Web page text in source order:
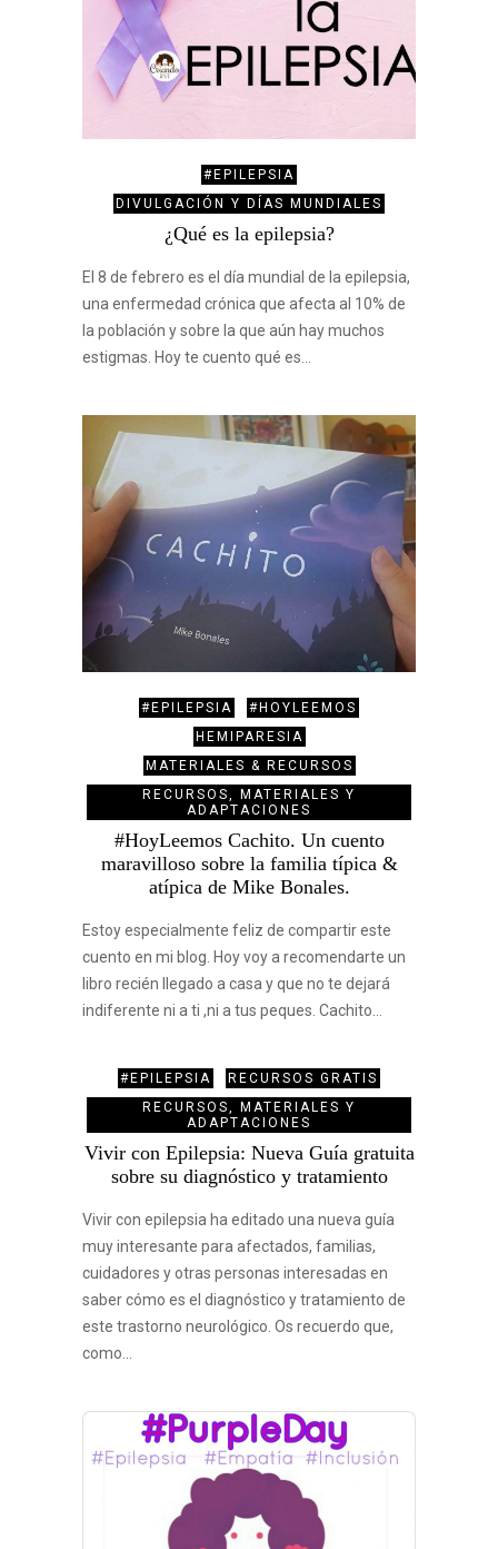
#EPILEPSIA
DIVULGACIÓN Y DÍAS MUNDIALES
¿Qué es la epilepsia?
El 8 de febrero es el día mundial de la epilepsia,
una enfermedad crónica que afecta al 10% de
la población y sobre la que aún hay muchos
estigmas. Hoy te cuento qué es…
#EPILEPSIA
#HOYLEEMOS
HEMIPARESIA
MATERIALES & RECURSOS
RECURSOS, MATERIALES Y
ADAPTACIONES
#HoyLeemos Cachito. Un cuento
maravilloso sobre la familia típica &
atípica de Mike Bonales.
Estoy especialmente feliz de compartir este
cuento en mi blog. Hoy voy a recomendarte un
libro recién llegado a casa y que no te dejará
indiferente ni a ti ,ni a tus peques. Cachito…
#EPILEPSIA
RECURSOS GRATIS
RECURSOS, MATERIALES Y
ADAPTACIONES
Vivir con Epilepsia: Nueva Guía gratuita
sobre su diagnóstico y tratamiento
Vivir con epilepsia ha editado una nueva guía
muy interesante para afectados, familias,
cuidadores y otras personas interesadas en
saber cómo es el diagnóstico y tratamiento de
este trastorno neurológico. Os recuerdo que,
como…